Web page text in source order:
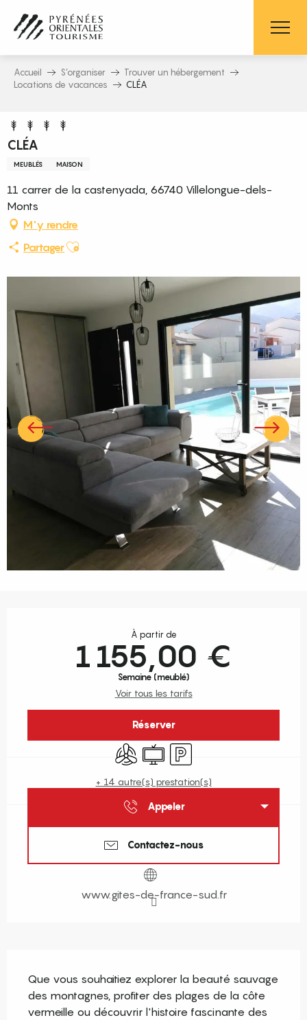
contenu
principal
Accueil S’organiser
Trouver un hébergement
Locations de vacances
CLÉA
CLÉA
MEUBLÉS MAISON
11 carrer de la castenyada, 66740 Villelongue-dels-
Monts
M'y rendre
PartagerAjouter aux favoris
À partir de
1 155,00 €
Semaine (meublé)
Voir tous les tarifs
Réserver
Air conditionné
Télévision
Parking
+ 14 autre(s) prestation(s)
Appeler
Contactez-nous
www.gites-de-france-sud.fr
Que vous souhaitiez explorer la beauté sauvage
des montagnes, profiter des plages de la côte
vermeille ou découvrir l'histoire fascinante des